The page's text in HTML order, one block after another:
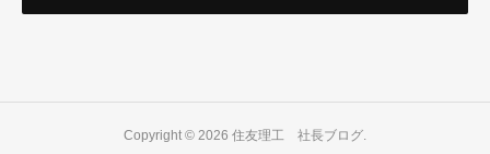
Copyright © 2026 住友理工 社長ブログ.